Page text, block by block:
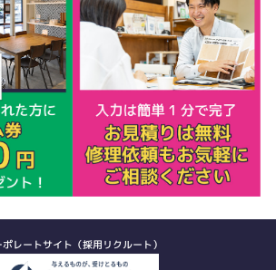
ポレートサイト（採用リクルート）